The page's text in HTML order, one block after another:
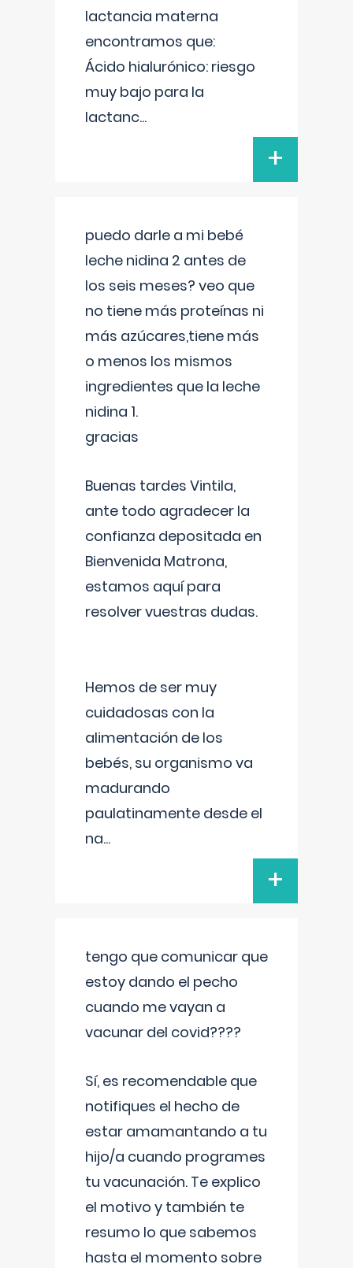
lactancia materna
encontramos que:
Ácido hialurónico: riesgo
muy bajo para la
lactanc...
+
puedo darle a mi bebé
leche nidina 2 antes de
los seis meses? veo que
no tiene más proteínas ni
más azúcares,tiene más
o menos los mismos
ingredientes que la leche
nidina 1.
gracias
Buenas tardes Vintila,
ante todo agradecer la
confianza depositada en
Bienvenida Matrona,
estamos aquí para
resolver vuestras dudas.
Hemos de ser muy
cuidadosas con la
alimentación de los
bebés, su organismo va
madurando
paulatinamente desde el
na...
+
tengo que comunicar que
estoy dando el pecho
cuando me vayan a
vacunar del covid????
Sí, es recomendable que
notifiques el hecho de
estar amamantando a tu
hijo/a cuando programes
tu vacunación. Te explico
el motivo y también te
resumo lo que sabemos
hasta el momento sobre